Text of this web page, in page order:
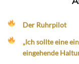
Der Ruhrpilot
„Ich sollte eine
eingehende